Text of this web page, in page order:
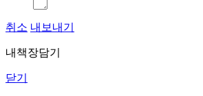
취소 내보내기
내책장담기
닫기